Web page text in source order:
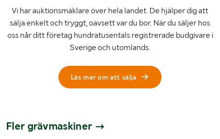
Vi har auktionsmäklare över hela landet. De hjälper dig att
sälja enkelt och tryggt, oavsett var du bor. När du säljer hos
oss når ditt företag hundratusentals registrerade budgivare i
Sverige och utomlands.
Läs mer om att sälja
Fler grävmaskiner